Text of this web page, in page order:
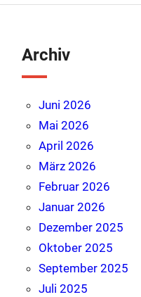
Archiv
Juni 2026
Mai 2026
April 2026
März 2026
Februar 2026
Januar 2026
Dezember 2025
Oktober 2025
September 2025
Juli 2025